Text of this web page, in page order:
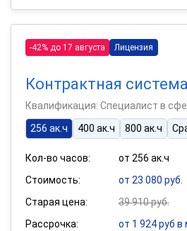
-42% до 17 августа Лицензия
Контрактная система
Квалификация: Специалист в
256 ак.ч
400 ак.ч 800 ак.ч
Кол-во часов:
от 256 ак.ч
Стоимость:
от 23 080 руб.
Старая цена:
39 910 руб.
Рассрочка:
от 1 924 руб в